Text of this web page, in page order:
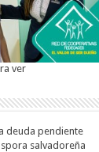
ver
deuda pendiente
salvadoreña